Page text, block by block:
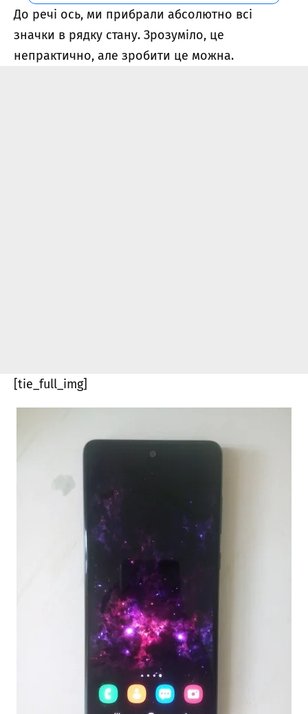
До речі ось, ми прибрали абсолютно всі
значки в рядку стану. Зрозуміло, це
непрактично, але зробити це можна.
[tie_full_img]